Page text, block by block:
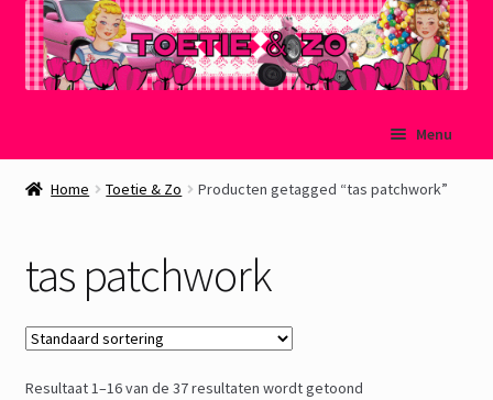
naar
de
Menu
Welkom
Winkelmand
Home Toetie & Zo Producten getagged “tas patchwork”
tas patchwork
Resultaat 1–16 van de 37 resultaten wordt getoond